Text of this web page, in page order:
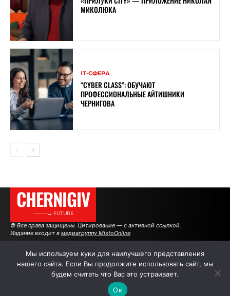
МИКОЛЮКА
ІТ-СФЕРА
“CYBER ​​CLASS”: ОБУЧАЮТ
ПРОФЕССИОНАЛЬНЫЕ АЙТИШНИКИ
ЧЕРНИГОВА
CHERNIGIV
———→ FUTURE
© Все права защищены. Цитирование — с активной ссылкой.
Издание входит в медиагруппу MistoOnline
АВТОРЫ РЕКЛАМА НА САЙТЕ
Мы используем куки для наилучшего представления
нашего сайта. Если Вы продолжите использовать сайт, мы
будем считать что Вас это устраивает.
Ок